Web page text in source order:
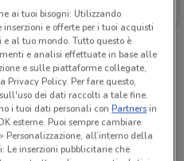
Scade mercoledì
ai tuoi bisogni: Utilizzando
e offerte per i tuoi acquisti
al tuo mondo. Tutto questo è
e analisi effettuate in base alle
e sulle piattaforme collegate,
Policy. Per fare questo,
dei dati raccolti a tale fine.
i tuoi dati personali conPartnersin
esterne. Puoi sempre cambiare
Personalizzazione, all’interno della
Le inserzioni pubblicitarie che